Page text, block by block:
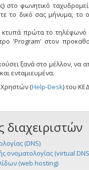
στο φωνητικό
το δικό σας μήνυμα, το
κτυπά πρώτα το
'Program' στον
ξανά στο μέλλον, να
ενταμιευμένα.
Χρηστών (Help-Desk) του
διαχειριστών
(DNS)
ονοματολογίας (virtual
(web hosting)